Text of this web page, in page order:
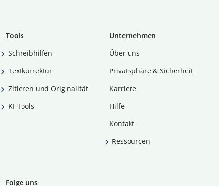
Tools
Schreibhilfen
Textkorrektur
Zitieren und Originalität
KI-Tools
Unternehmen
Über uns
Privatsphäre & Sicherheit
Karriere
Hilfe
Kontakt
Ressourcen
Folge uns